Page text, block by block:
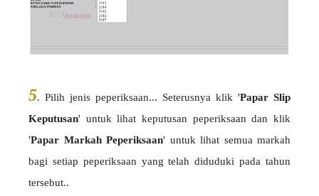
5. Pilih jenis peperiksaan... Seterusnya klik 'Papar Slip
Keputusan' untuk lihat keputusan peperiksaan dan klik
'Papar Markah Peperiksaan' untuk lihat semua markah
bagi setiap peperiksaan yang telah diduduki pada tahun
tersebut..